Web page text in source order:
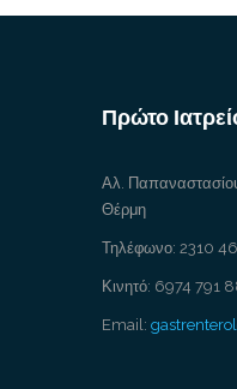
Πρώτο
Αλ.
Θέρμη
Τηλέφωνο: 2310
Κινητό: 6974 791
Email: